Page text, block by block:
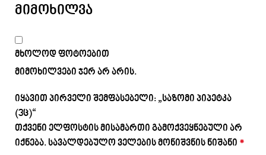
მიმოხილვა
მხოლოდ ფოტოებით
მიმოხილვები ჯერ არ არის.
იყავით პირველი შემფასებელი: „საზომი პიპეტკა
(3ც)“
თქვენი ელფოსტის მისამართი გამოქვეყნებული არ
იქნება. სავალდებულო ველების მონიშვნის ნიშანი *